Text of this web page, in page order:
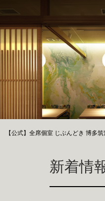
【公式】全席個室 じぶんどき 博多
新着情